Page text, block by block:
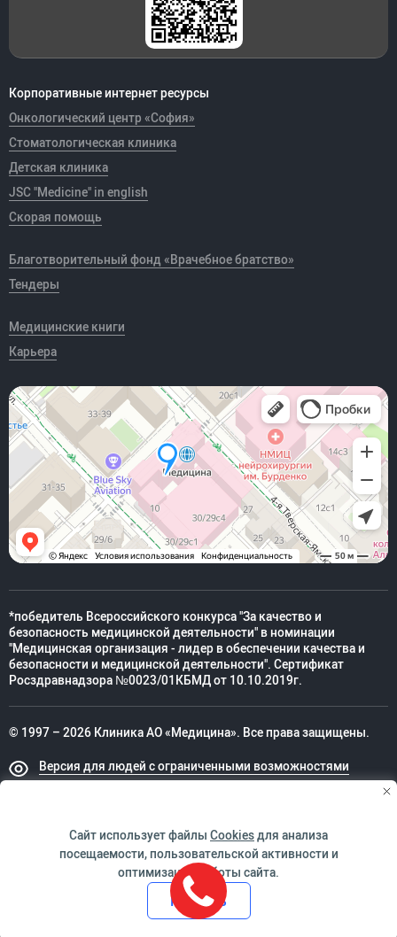
Корпоративные интернет ресурсы
Онкологический центр «София»
Стоматологическая клиника
Детская клиника
JSC "Medicine" in english
Скорая помощь
Благотворительный фонд «Врачебное братство»
Тендеры
Медицинские книги
Карьера
*победитель Всероссийского конкурса "За качество и
безопасность медицинской деятельности" в номинации
"Медицинская организация - лидер в обеспечении качества и
безопасности и медицинской деятельности". Сертификат
Росздравнадзора №0023/01КБМД от 10.10.2019г.
© 1997 – 2026 Клиника АО «Медицина». Все права защищены.
Версия для людей с ограниченными возможностями
ИМЕЮТСЯ ПРОТИВОПОКАЗАНИЯ. НЕОБХОДИМО
ПРОКОНСУЛЬТИРОВАТЬСЯ СО СПЕЦИАЛИСТОМ
Сайт использует файлы Cookiesдля анализа
посещаемости, пользовательской активности и
оптимизации работы сайта.
Принять